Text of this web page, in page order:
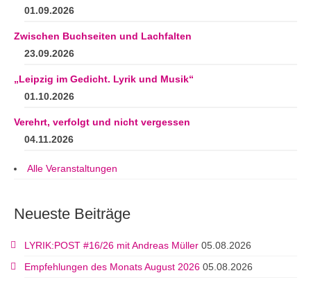
01.09.2026
Zwischen Buchseiten und Lachfalten
23.09.2026
„Leipzig im Gedicht. Lyrik und Musik“
01.10.2026
Verehrt, verfolgt und nicht vergessen
04.11.2026
Alle Veranstaltungen
Neueste Beiträge
LYRIK:POST #16/26 mit Andreas Müller 05.08.2026
Empfehlungen des Monats August 2026 05.08.2026